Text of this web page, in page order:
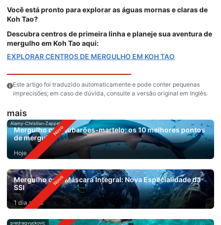
Você está pronto para explorar as águas mornas e claras de
Koh Tao?
Descubra centros de primeira linha e planeje sua aventura de
mergulho em Koh Tao aqui:
EXPLORAR CENTROS DE MERGULHO EM KOH TAO
Este artigo foi traduzido automaticamente e pode conter pequenas
imprecisões; em caso de dúvida, consulte a versão original em Inglês.
mais
Alamy-Christian-Zappel
Mergulho com tubarões-martelo: os 10 melhores pontos
de mergulho
Hoje
Mergulho com Máscara Integral: Nova Especialidade da
SSI
1 dia atrás
predragvuckovic